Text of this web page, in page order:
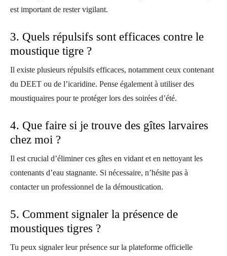
est important de rester vigilant.
3. Quels répulsifs sont efficaces contre le
moustique tigre ?
Il existe plusieurs répulsifs efficaces, notamment ceux contenant
du DEET ou de l’icaridine. Pense également à utiliser des
moustiquaires pour te protéger lors des soirées d’été.
4. Que faire si je trouve des gîtes larvaires
chez moi ?
Il est crucial d’éliminer ces gîtes en vidant et en nettoyant les
contenants d’eau stagnante. Si nécessaire, n’hésite pas à
contacter un professionnel de la démoustication.
5. Comment signaler la présence de
moustiques tigres ?
Tu peux signaler leur présence sur la plateforme officielle